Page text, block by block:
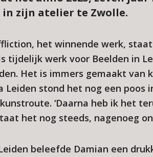
in zijn atelier te Zwolle.
het winnende werk,
tijdelijk werk voor Beelden in
Het is immers gemaakt van
Leiden stond het nog een poos
‘Daarna heb ik het
het nog steeds, nagenoeg
beleefde Damian een